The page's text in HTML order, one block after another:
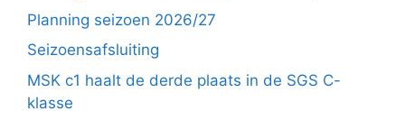
Planning seizoen 2026/27
Seizoensafsluiting
MSK c1 haalt de derde plaats in de SGS C-
klasse